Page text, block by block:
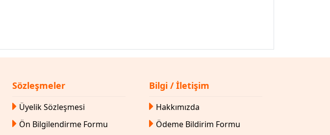
Sözleşmeler
Üyelik Sözleşmesi
Ön Bilgilendirme Formu
Bilgi / İletişim
Hakkımızda
Ödeme Bildirim Formu